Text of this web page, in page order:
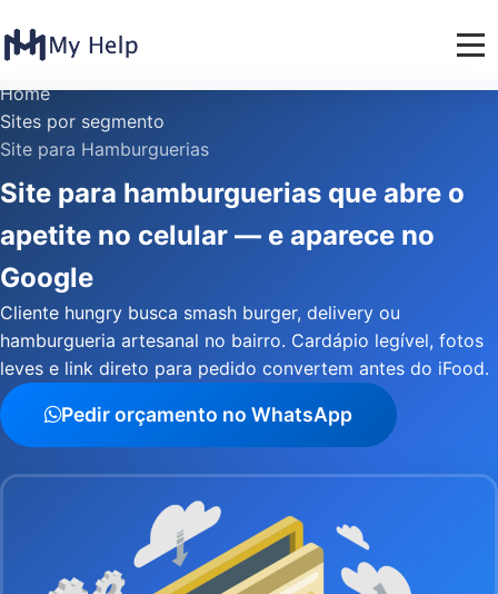
Home
Sites por segmento
Site para Hamburguerias
Site para hamburguerias que abre o
apetite no celular — e aparece no
Google
Cliente hungry busca smash burger, delivery ou
hamburgueria artesanal no bairro. Cardápio legível, fotos
leves e link direto para pedido convertem antes do iFood.
Pedir orçamento no WhatsApp